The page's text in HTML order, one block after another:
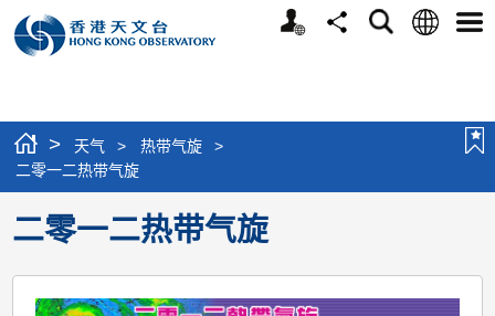
个
分
搜
语
选
> 天气 > 热带气旋
>
二零一二热带气旋
二零一二热带气旋